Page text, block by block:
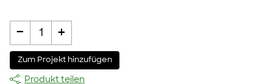
- 1 +
Zum Projekt hinzufügen
Produkt teilen